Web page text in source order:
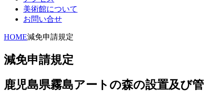
美術館について
お問い合せ
HOME減免申請規定
減免申請規定
鹿児島県霧島アートの森の設置及び管